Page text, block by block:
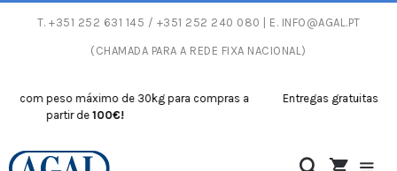
T. +351 252 631 145 / +351 252 240 080 | E. INFO@AGAL.PT
(CHAMADA PARA A REDE FIXA NACIONAL)
peso máximo de 30kg para compras a
partir de100€!
Entregas gratuitas com